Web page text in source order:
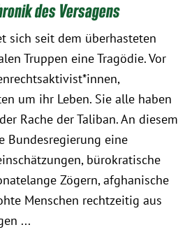
des Versagens
sich seit dem überhasteten
Truppen eine Tragödie. Vor
um ihr Leben. Sie alle haben
Rache der Taliban. An diesem
Bundesregierung eine
bürokratische
Zögern, afghanische
Menschen rechtzeitig aus
...